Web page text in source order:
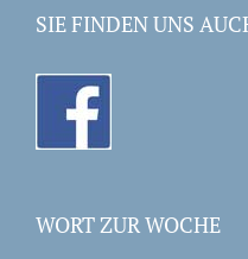
SIE FINDEN UNS
WORT ZUR WOCHE